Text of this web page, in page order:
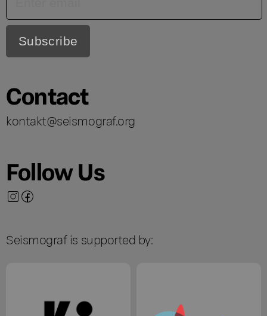
Contact
kontakt@seismograf.org
Follow Us
Seismograf is supported by: